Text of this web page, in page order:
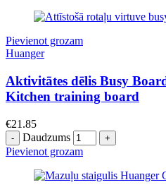
Pievienot grozam
Huanger
Aktivitātes dēlis Busy
Kitchen training board
€21.85
Daudzums
Pievienot grozam